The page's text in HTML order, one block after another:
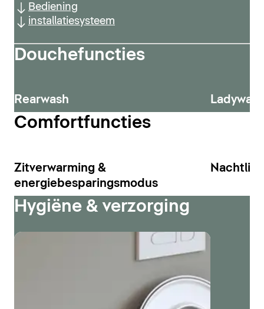
Bediening
installatiesysteem
Douchefuncties
Rearwash
Comfortfuncties
Zitverwarming &
energiebesparingsmodus
Hygiëne & verzorging